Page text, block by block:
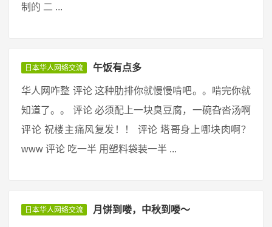
制的 二 ...
日本华人网络交流 午饭有点多
华人网咋整 评论 这种肋排你就慢慢啃吧。。啃完你就
知道了。。 评论 必须配上一块臭豆腐，一碗旮沓汤啊
评论 祝楼主痛风复发！！ 评论 塔哥身上哪块肉啊？
www 评论 吃一半 用塑料袋装一半 ...
日本华人网络交流 月饼到喽，中秋到喽～